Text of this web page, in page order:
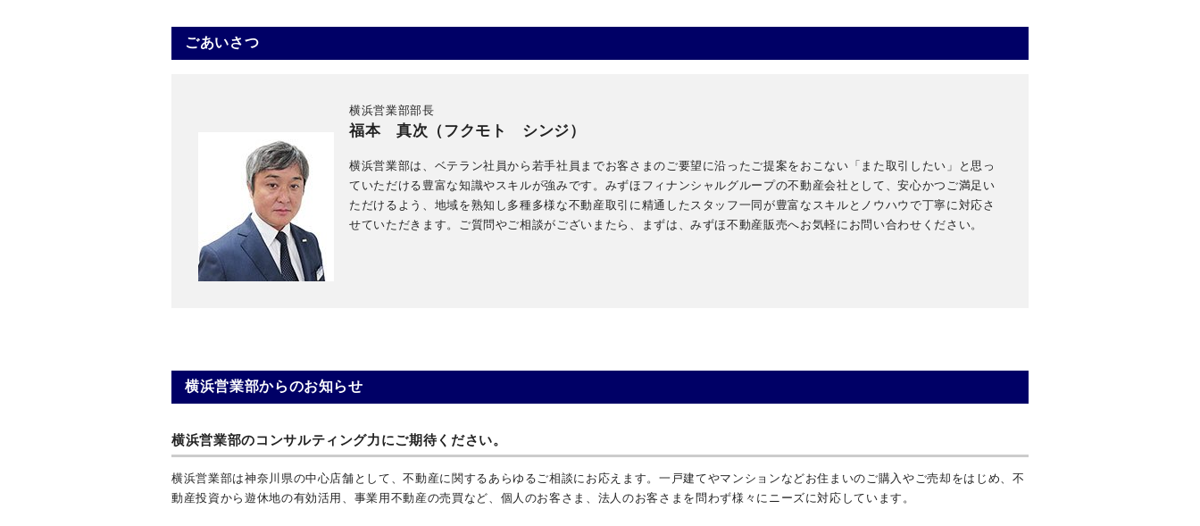
ごあいさつ
横浜営業部部長
福本 真次（フクモト シンジ）
横浜営業部は、ベテラン社員から若手社員までお客さまのご要望に沿ったご提案をおこない「また取引したい」と思っ
ていただける豊富な知識やスキルが強みです。みずほフィナンシャルグループの不動産会社として、安心かつご満足い
ただけるよう、地域を熟知し多種多様な不動産取引に精通したスタッフ一同が豊富なスキルとノウハウで丁寧に対応さ
せていただきます。ご質問やご相談がございまたら、まずは、みずほ不動産販売へお気軽にお問い合わせください。
横浜営業部からのお知らせ
横浜営業部のコンサルティング力にご期待ください。
横浜営業部は神奈川県の中心店舗として、不動産に関するあらゆるご相談にお応えます。一戸建てやマンションなどお住まいのご購入やご売却をはじめ、不
動産投資から遊休地の有効活用、事業用不動産の売買など、個人のお客さま、法人のお客さまを問わず様々にニーズに対応しています。